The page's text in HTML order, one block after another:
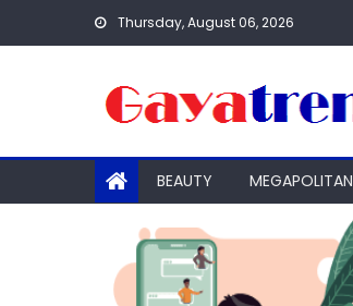
Thursday, August 06, 2026
BEAUTY MEGAPOLITAN